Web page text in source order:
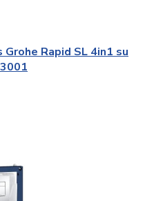
Rapid SL 4in1 su